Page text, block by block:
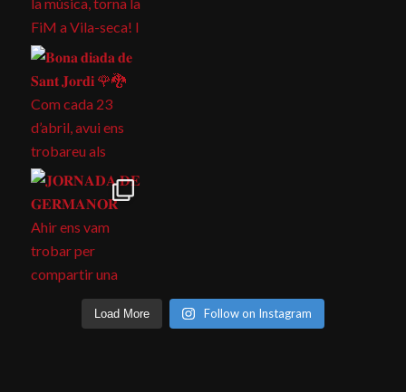
Load More Follow on Instagram